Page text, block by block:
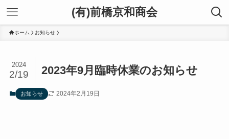
(有)前橋京和商会
ホーム お知らせ
2023年9月臨時休業のお知らせ
2024
2/19
お知らせ 2024年2月19日